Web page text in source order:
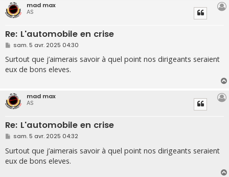
mad max
AS
Re: L'automobile en crise
M
s
s
a
sam. 5 avr. 2025 04:30
Surtout que j’aimerais savoir à quel point nos dirigeants seraient
eux de bons eleves.
mad max
AS
Re: L'automobile en crise
M
s
s
a
sam. 5 avr. 2025 04:32
Surtout que j’aimerais savoir à quel point nos dirigeants seraient
eux de bons eleves.